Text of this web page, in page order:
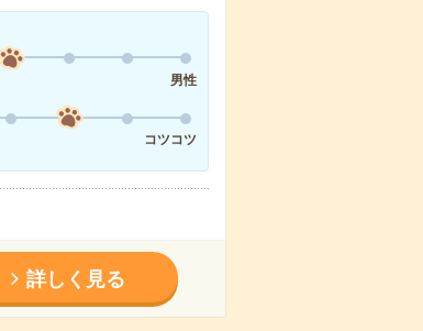
男性
コツコツ
詳しく見る